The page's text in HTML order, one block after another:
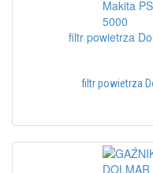
filtr powietrza
filtr powietrza